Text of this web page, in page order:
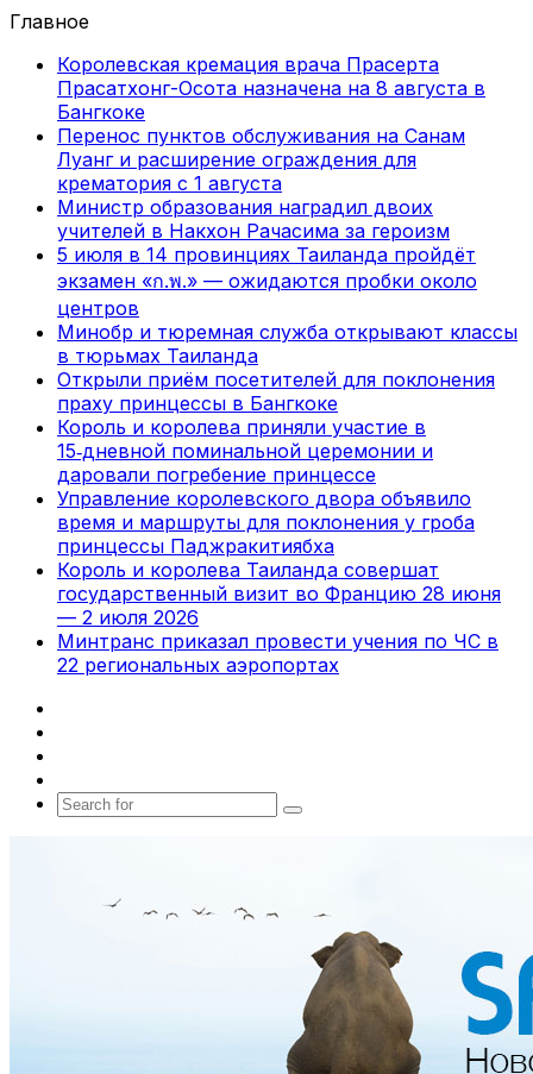
Главное
Королевская кремация врача Прасерта
Прасатхонг-Осота назначена на 8 августа в
Бангкоке
Перенос пунктов обслуживания на Санам
Луанг и расширение ограждения для
крематория с 1 августа
Министр образования наградил двоих
учителей в Накхон Рачасима за героизм
5 июля в 14 провинциях Таиланда пройдёт
экзамен «ก.พ.» — ожидаются пробки около
центров
Минобр и тюремная служба открывают классы
в тюрьмах Таиланда
Открыли приём посетителей для поклонения
праху принцессы в Бангкоке
Король и королева приняли участие в
15‑дневной поминальной церемонии и
даровали погребение принцессе
Управление королевского двора объявило
время и маршруты для поклонения у гроба
принцессы Паджракитиябха
Король и королева Таиланда совершат
государственный визит во Францию 28 июня
— 2 июля 2026
Минтранс приказал провести учения по ЧС в
22 региональных аэропортах
Search